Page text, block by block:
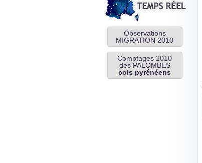
Observations
MIGRATION 2010
Comptages 2010
des PALOMBES
cols pyrénéens